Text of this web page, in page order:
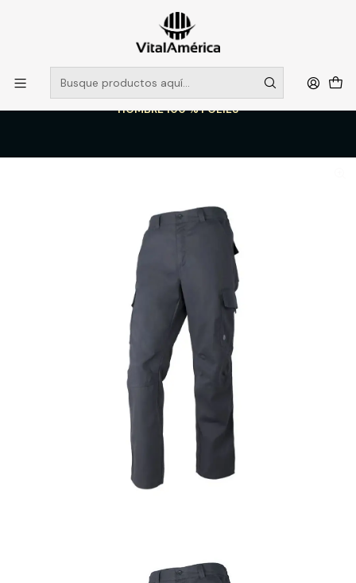
POR SISTEMA FRONTAL SOLO RETIROS EN TIENDA, DESDE
MUCHAS GRACIAS +569 5956 2237
Leer más
Catálogo
VESTIMENTA TECNICA Y CORPORATIVA
PANTALONES DE TRABAJO
PANTALON CARGO GABARDINA AZUL T/2XL PRACTICAL LINE
HOMBRE 100 % POLIES